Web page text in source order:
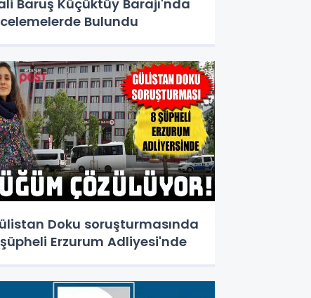
Baruş Küçüktüy Barajı'nda
Bulundu
Doku soruşturmasında
Erzurum Adliyesi'nde